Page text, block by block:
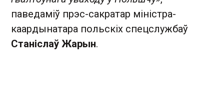
паведаміў прэс-сакратар міністра-
каардынатара польскіх спецслужбаў
Станіслаў Жарын.